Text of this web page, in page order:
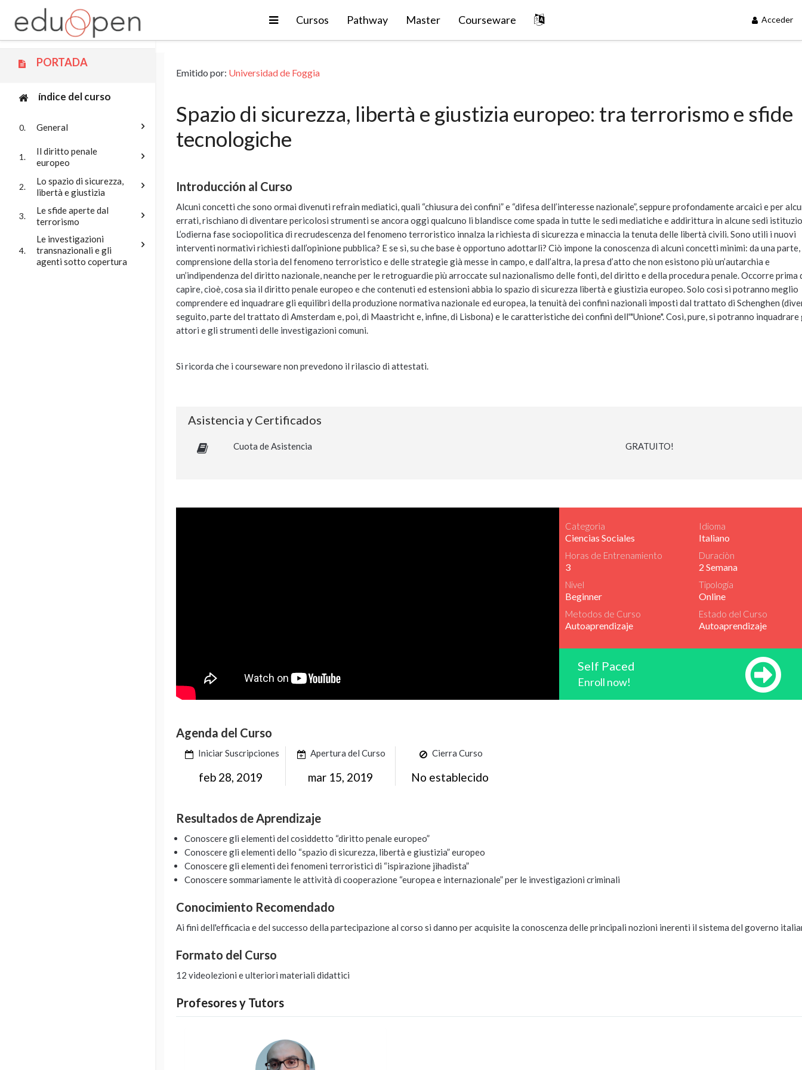
Saltar a contenido principal
Expandir
Cursos Pathway Master Courseware Acceder
PORTADA
índice del curso
0. General
1.
Il diritto penale
europeo
2.
Lo spazio di sicurezza,
libertà e giustizia
3.
Le sfide aperte dal
terrorismo
4.
Le investigazioni
transnazionali e gli
agenti sotto copertura
Emitido por: Universidad de Foggia
Spazio di sicurezza, libertà e giustizia europeo: tra terrorismo e sfide
tecnologiche
Introducción al Curso
Alcuni concetti che sono ormai divenuti refrain mediatici, quali “chiusura dei confini” e “difesa dell’interesse nazionale”, seppure profondamente arcaici e per
errati, rischiano di diventare pericolosi strumenti se ancora oggi qualcuno li blandisce come spada in tutte le sedi mediatiche e addirittura in alcune sedi
L’odierna fase sociopolitica di recrudescenza del fenomeno terroristico innalza la richiesta di sicurezza e minaccia la tenuta delle libertà civili. Sono utili i nuovi
interventi normativi richiesti dall’opinione pubblica? E se sì, su che base è opportuno adottarli? Ciò impone la conoscenza di alcuni concetti minimi: da una parte,
comprensione della storia del fenomeno terroristico e delle strategie già messe in campo, e dall’altra, la presa d’atto che non esistono più un’autarchia e
un’indipendenza del diritto nazionale, neanche per le retroguardie più arroccate sul nazionalismo delle fonti, del diritto e della procedura penale. Occorre
capire, cioè, cosa sia il diritto penale europeo e che contenuti ed estensioni abbia lo spazio di sicurezza libertà e giustizia europeo. Solo così si potranno meglio
comprendere ed inquadrare gli equilibri della produzione normativa nazionale ed europea, la tenuità dei confini nazionali imposti dal trattato di Schenghen
seguito, parte del trattato di Amsterdam e, poi, di Maastricht e, infine, di Lisbona) e le caratteristiche dei confini dell'"Unione". Così, pure, si potranno inquadrare
attori e gli strumenti delle investigazioni comuni.
Si ricorda che i courseware non prevedono il rilascio di attestati.
Asistencia y Certificados
Cuota de Asistencia GRATUITO!
Categorìa
Ciencias Sociales
Horas de Entrenamiento
3
Nivel
Beginner
Metodos de Curso
Autoaprendizaje
Idioma
Italiano
Duraciòn
2 Semana
Tipología
Online
Estado del Curso
Autoaprendizaje
Self Paced
Enroll now!
Agenda del Curso
Iniciar Suscripciones
feb 28, 2019
Apertura del Curso
mar 15, 2019
Cierra Curso
No establecido
Resultados de Aprendizaje
Conoscere gli elementi del cosiddetto “diritto penale europeo”
Conoscere gli elementi dello “spazio di sicurezza, libertà e giustizia” europeo
Conoscere gli elementi dei fenomeni terroristici di “ispirazione jihadista”
Conoscere sommariamente le attività di cooperazione “europea e internazionale” per le investigazioni criminali
Conocimiento Recomendado
Ai fini dell'efficacia e del successo della partecipazione al corso si danno per acquisite la conoscenza delle principali nozioni inerenti il sistema del governo
Formato del Curso
12 videolezioni e ulteriori materiali didattici
Profesores y Tutors